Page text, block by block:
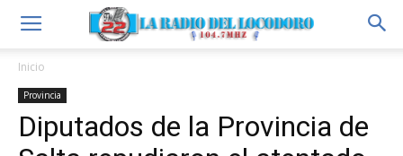
Inicio
Provincia
Diputados de la Provincia de